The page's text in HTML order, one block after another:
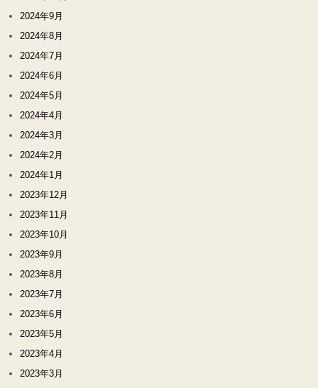
2024年9月
2024年8月
2024年7月
2024年6月
2024年5月
2024年4月
2024年3月
2024年2月
2024年1月
2023年12月
2023年11月
2023年10月
2023年9月
2023年8月
2023年7月
2023年6月
2023年5月
2023年4月
2023年3月